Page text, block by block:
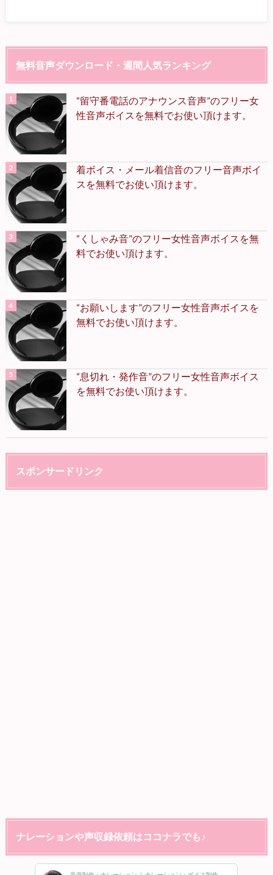
無料音声ダウンロード・週間人気ランキング
“留守番電話のアナウンス音声”のフリー女
性音声ボイスを無料でお使い頂けます。
着ボイス・メール着信音のフリー音声ボイ
スを無料でお使い頂けます。
“くしゃみ音”のフリー女性音声ボイスを無
料でお使い頂けます。
“お願いします”のフリー女性音声ボイスを
無料でお使い頂けます。
“息切れ・発作音”のフリー女性音声ボイス
を無料でお使い頂けます。
スポンサードリンク
ナレーションや声収録依頼はココナラでも♪